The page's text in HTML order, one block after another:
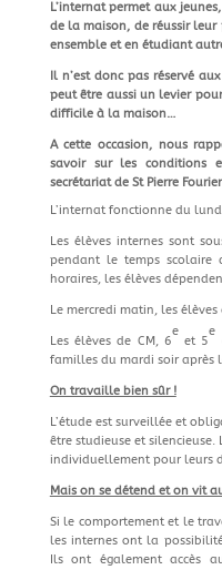
L’internat permet aux
de la maison, de réussir leur
ensemble et en étudiant
Il n’est donc pas réservé
peut être aussi un levier
difficile à la maison…
A cette occasion, nous
savoir sur les conditions
secrétariat de St Pierre
L’internat fonctionne du
Les élèves internes sont
pendant le temps scolaire
horaires, les élèves
Le mercredi matin, les élèves
Les élèves de CM, 6
e
et 5
e
familles du mardi soir après
On travaille bien sûr !
L’étude est surveillée et
être studieuse et silencieuse.
individuellement pour leurs
Mais on se détend et on vit
Si le comportement et le
les internes ont la
Ils ont également accès